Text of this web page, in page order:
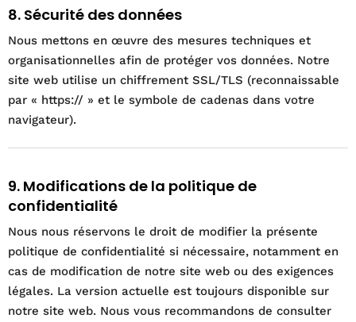
8. Sécurité des données
Nous mettons en œuvre des mesures techniques et
organisationnelles afin de protéger vos données. Notre
site web utilise un chiffrement SSL/TLS (reconnaissable
par « https:// » et le symbole de cadenas dans votre
navigateur).
9. Modifications de la politique de
confidentialité
Nous nous réservons le droit de modifier la présente
politique de confidentialité si nécessaire, notamment en
cas de modification de notre site web ou des exigences
légales. La version actuelle est toujours disponible sur
notre site web. Nous vous recommandons de consulter